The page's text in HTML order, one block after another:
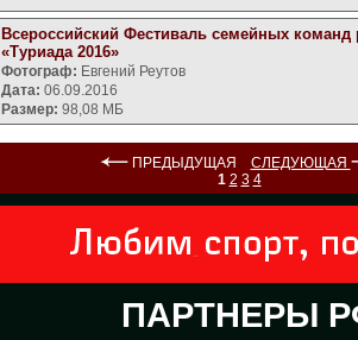
Всероссийский Фестиваль семейных
«Туриада 2016»
Фотограф: Евгений Реутов
Дата: 06.09.2016
Размер: 98,08 МБ
ПРЕДЫДУЩАЯ СЛЕДУЮЩАЯ
1 2 3 4
ПАРТНЕРЫ